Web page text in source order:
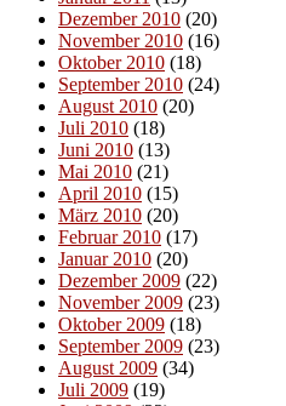
Dezember 2010 (20)
November 2010 (16)
Oktober 2010 (18)
September 2010 (24)
August 2010 (20)
Juli 2010 (18)
Juni 2010 (13)
Mai 2010 (21)
April 2010 (15)
März 2010 (20)
Februar 2010 (17)
Januar 2010 (20)
Dezember 2009 (22)
November 2009 (23)
Oktober 2009 (18)
September 2009 (23)
August 2009 (34)
Juli 2009 (19)